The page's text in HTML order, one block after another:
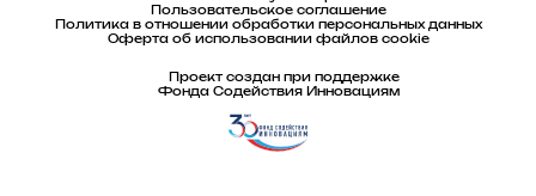
Пользовательское соглашение
Политика в отношении обработки персональных данных
Оферта об использовании файлов cookie
Проект создан при поддержке
Фонда Содействия Инновациям